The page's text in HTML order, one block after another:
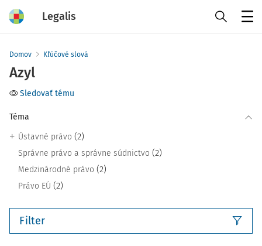
Legalis
Domov Kľúčové slová
Azyl
Sledovať tému
Téma
Ústavné právo (2)
Správne právo a správne súdnictvo (2)
Medzinárodné právo (2)
Právo EÚ (2)
Filter